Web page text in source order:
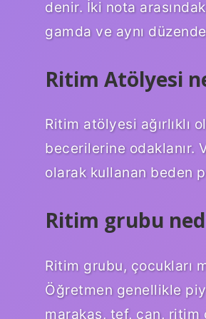
denir. İki nota
gamda ve aynı
Ritim Atölyesi
Ritim atölyesi ağırlıklı
becerilerine odaklanır.
olarak kullanan beden
Ritim grubu
Ritim grubu, çocukları
Öğretmen genellikle
marakas, tef, çan, ritim